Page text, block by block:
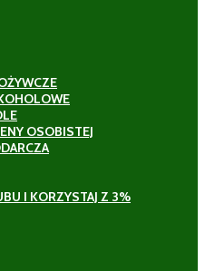
OSOBISTEJ
I KORZYSTAJ Z 3%